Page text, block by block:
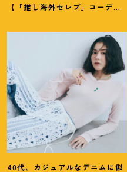
【「推し海外セレブ」コーデ】
デが吉！
40代、カジュアルなデニムに似